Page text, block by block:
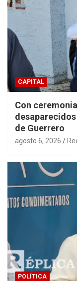
CAPITAL
Con
de Guerrero
agosto 6, 2026
POLÍTICA